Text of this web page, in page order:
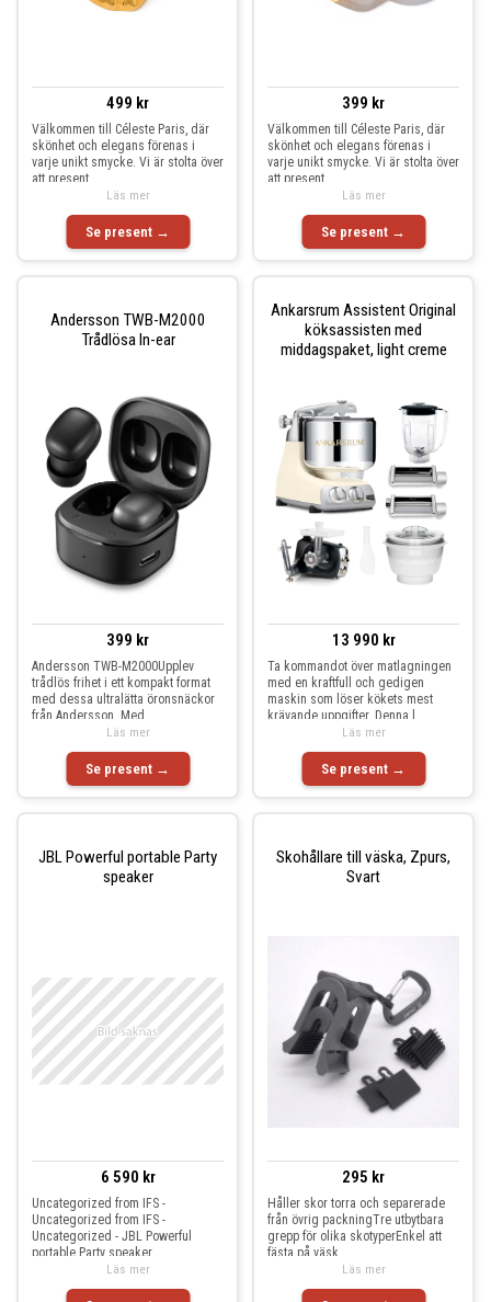
499 kr
Välkommen till Céleste Paris, där
skönhet och elegans förenas i
varje unikt smycke. Vi är stolta över
att present
Se present →
Läs mer
399 kr
Välkommen till Céleste Paris, där
skönhet och elegans förenas i
varje unikt smycke. Vi är stolta över
att present
Se present →
Läs mer
Andersson TWB-M2000
Trådlösa In-ear
399 kr
Andersson TWB-M2000Upplev
trådlös frihet i ett kompakt format
med dessa ultralätta öronsnäckor
från Andersson. Med
Se present →
Läs mer
Ankarsrum Assistent Original
köksassisten med
middagspaket, light creme
13 990 kr
Ta kommandot över matlagningen
med en kraftfull och gedigen
maskin som löser kökets mest
krävande uppgifter. Denna l
Se present →
Läs mer
JBL Powerful portable Party
speaker
6 590 kr
Uncategorized from IFS -
Uncategorized from IFS -
Uncategorized - JBL Powerful
portable Party speaker
Läs mer
Skohållare till väska, Zpurs,
Svart
295 kr
Håller skor torra och separerade
från övrig packningTre utbytbara
grepp för olika skotyperEnkel att
fästa på väsk
Läs mer